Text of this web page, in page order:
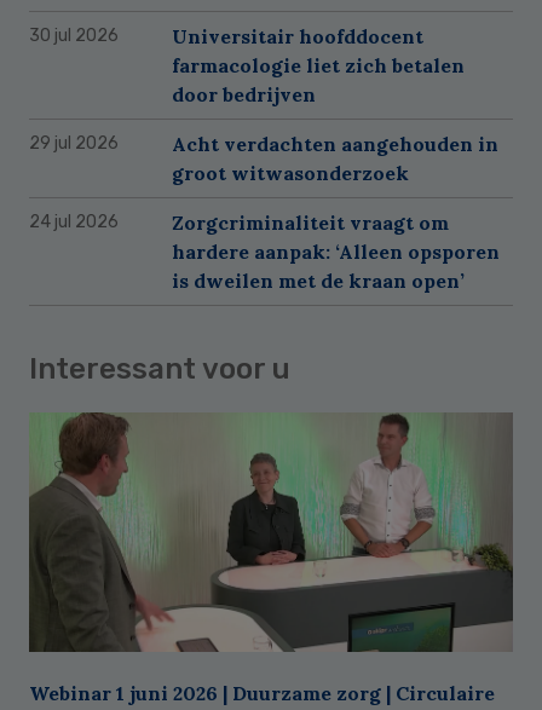
30 jul 2026
Universitair hoofddocent
farmacologie liet zich betalen
door bedrijven
29 jul 2026
Acht verdachten aangehouden in
groot witwasonderzoek
24 jul 2026
Zorgcriminaliteit vraagt om
hardere aanpak: ‘Alleen opsporen
is dweilen met de kraan open’
Interessant voor u
Webinar 1 juni 2026 | Duurzame zorg | Circulaire